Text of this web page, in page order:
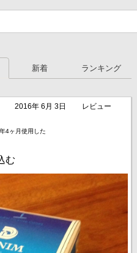
新着 ランキング
2016年 6月 3日
レビュー
4ヶ月使用した
む